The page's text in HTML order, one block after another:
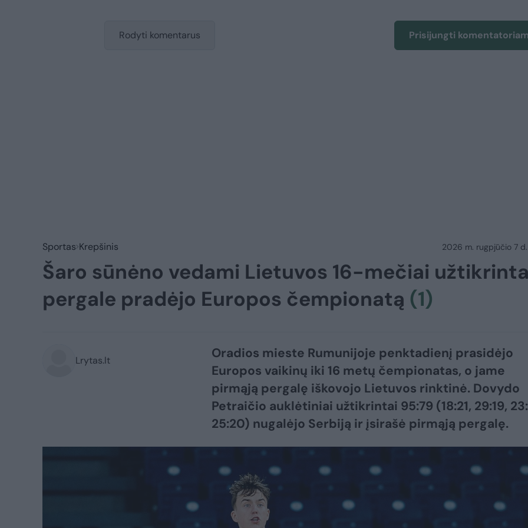
Rodyti komentarus Prisijungti
Sportas Krepšinis 2026 m. rugpjūčio 7 d.
Šaro sūnėno vedami Lietuvos 16-mečiai
pergale pradėjo Europos čempionatą (1)
Lrytas.lt
Oradios mieste Rumunijoje penktadienį prasidėjo
Europos vaikinų iki 16 metų čempionatas, o jame
pirmąją pergalę iškovojo Lietuvos rinktinė. Dovydo
Petraičio auklėtiniai užtikrintai 95:79 (18:21, 29:19,
25:20) nugalėjo Serbiją ir įsirašė pirmąją pergalę.